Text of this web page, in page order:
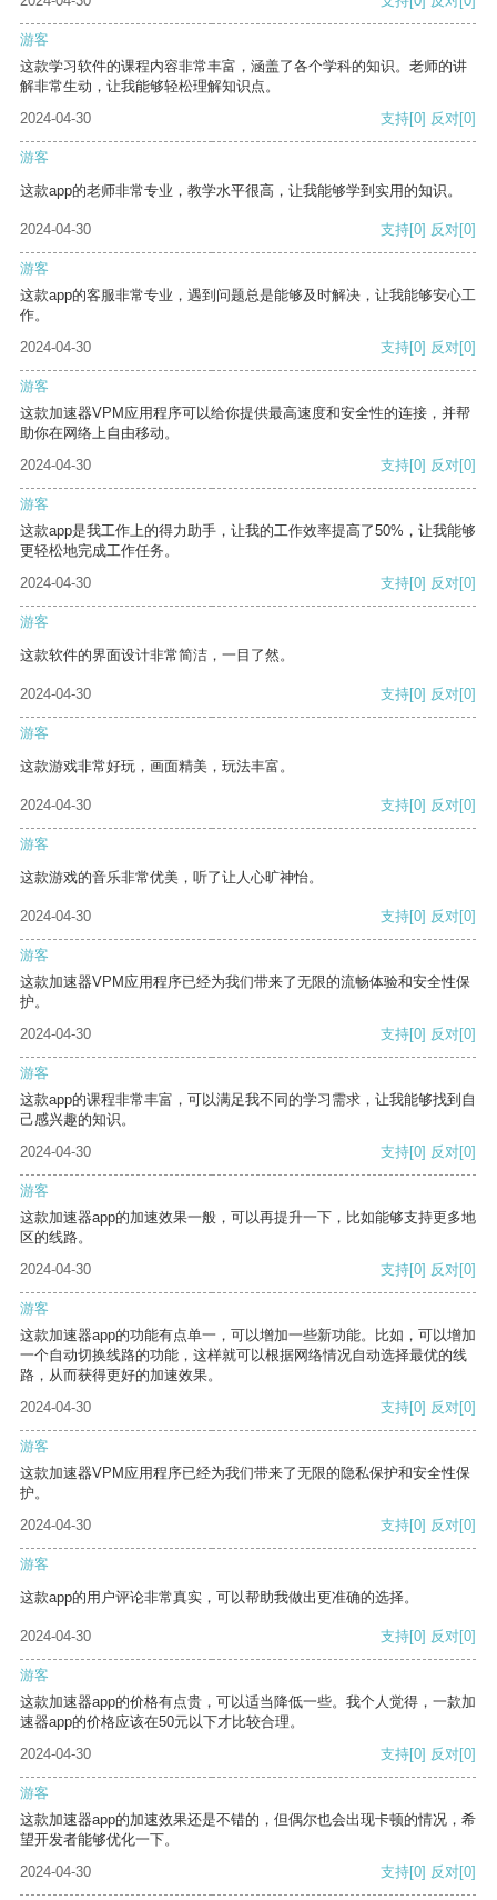
游客
这款学习软件的课程内容非常丰富，涵盖了各个学科的知识。老师的讲
解非常生动，让我能够轻松理解知识点。
2024-04-30
支持[0] 反对[0]
游客
这款app的老师非常专业，教学水平很高，让我能够学到实用的知识。
2024-04-30 支持[0] 反对[0]
游客
这款app的客服非常专业，遇到问题总是能够及时解决，让我能够安心工
作。
2024-04-30
支持[0] 反对[0]
游客
这款加速器VPM应用程序可以给你提供最高速度和安全性的连接，并帮
助你在网络上自由移动。
2024-04-30
支持[0] 反对[0]
游客
这款app是我工作上的得力助手，让我的工作效率提高了50%，让我能够
更轻松地完成工作任务。
2024-04-30
支持[0] 反对[0]
游客
这款软件的界面设计非常简洁，一目了然。
2024-04-30 支持[0] 反对[0]
游客
这款游戏非常好玩，画面精美，玩法丰富。
2024-04-30 支持[0] 反对[0]
游客
这款游戏的音乐非常优美，听了让人心旷神怡。
2024-04-30 支持[0] 反对[0]
游客
这款加速器VPM应用程序已经为我们带来了无限的流畅体验和安全性保
护。
2024-04-30
支持[0] 反对[0]
游客
这款app的课程非常丰富，可以满足我不同的学习需求，让我能够找到自
己感兴趣的知识。
2024-04-30
支持[0] 反对[0]
游客
这款加速器app的加速效果一般，可以再提升一下，比如能够支持更多地
区的线路。
2024-04-30
支持[0] 反对[0]
游客
这款加速器app的功能有点单一，可以增加一些新功能。比如，可以增加
一个自动切换线路的功能，这样就可以根据网络情况自动选择最优的线
路，从而获得更好的加速效果。
2024-04-30
支持[0] 反对[0]
游客
这款加速器VPM应用程序已经为我们带来了无限的隐私保护和安全性保
护。
2024-04-30
支持[0] 反对[0]
游客
这款app的用户评论非常真实，可以帮助我做出更准确的选择。
2024-04-30 支持[0] 反对[0]
游客
这款加速器app的价格有点贵，可以适当降低一些。我个人觉得，一款加
速器app的价格应该在50元以下才比较合理。
2024-04-30
支持[0] 反对[0]
游客
这款加速器app的加速效果还是不错的，但偶尔也会出现卡顿的情况，希
望开发者能够优化一下。
2024-04-30
支持[0] 反对[0]